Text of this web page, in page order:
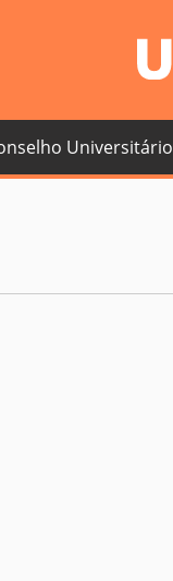
Universitário